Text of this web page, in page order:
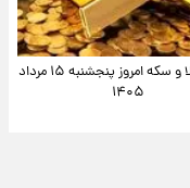
قیمت طلا و سکه امروز پنجشنبه ۱۵ مرداد
۱۴۰۵